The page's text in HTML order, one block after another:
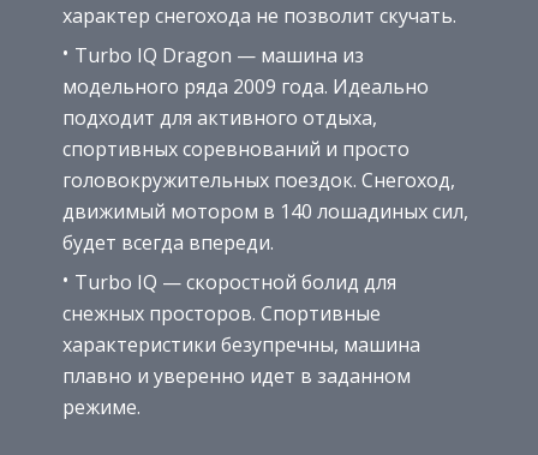
характер снегохода не позволит скучать.
Turbo IQ Dragon — машина из
модельного ряда 2009 года. Идеально
подходит для активного отдыха,
спортивных соревнований и просто
головокружительных поездок. Снегоход,
движимый мотором в 140 лошадиных сил,
будет всегда впереди.
Turbo IQ — скоростной болид для
снежных просторов. Спортивные
характеристики безупречны, машина
плавно и уверенно идет в заданном
режиме.